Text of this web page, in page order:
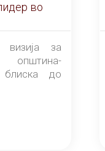
во
визија за
блиска до